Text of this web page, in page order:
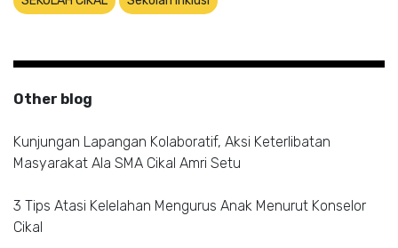
Other blog
Kunjungan Lapangan Kolaboratif, Aksi Keterlibatan
Masyarakat Ala SMA Cikal Amri Setu
3 Tips Atasi Kelelahan Mengurus Anak Menurut Konselor
Cikal